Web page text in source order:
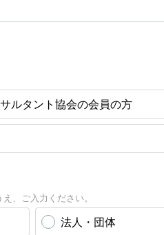
ルタント協会の会員の方
、ご入力ください。
法人・団体